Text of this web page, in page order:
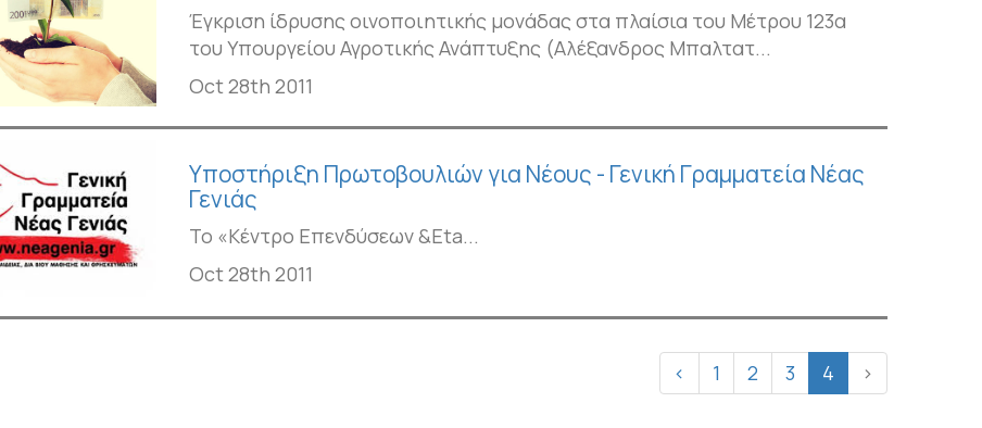
Έγκριση ίδρυσης οινοποιητικής μονάδας στα πλαίσια του Μέτρου 123α
του Υπουργείου Αγροτικής Ανάπτυξης (Αλέξανδρος Μπαλτατ...
Oct 28th 2011
Υποστήριξη Πρωτοβουλιών για Νέους - Γενική Γραμματεία Νέας
Γενιάς
Το «Κέντρο Επενδύσεων &Eta...
Oct 28th 2011
‹ 1 2 3 4 ›